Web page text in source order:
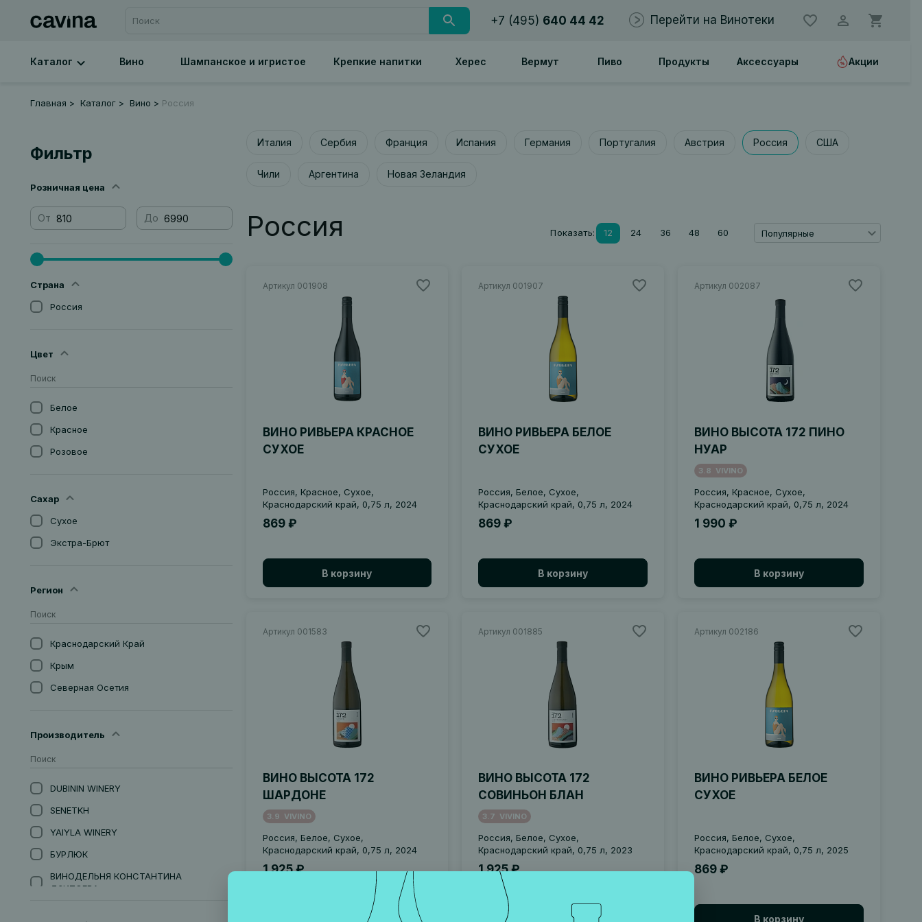
+7 (495) 640 44 42 Перейти на Винотеки
Каталог Вино Шампанское и игристое Крепкие напитки Херес Вермут Пиво Продукты Аксессуары Акции
Главная Каталог Вино Россия
Фильтр
Розничная цена
От До
Страна
Россия
Цвет
Белое
Красное
Розовое
Сахар
Сухое
Экстра-Брют
Регион
Краснодарский Край
Крым
Северная Осетия
Производитель
DUBININ WINERY
SENETKH
YAIYLA WINERY
БУРЛЮК
ВИНОДЕЛЬНЯ КОНСТАНТИНА
ДЗИТОЕВА
Италия Сербия Франция Испания Германия Португалия Австрия Россия США
Чили Аргентина Новая Зеландия
Россия Показать: 12 24 36 48 60 Популярные
Артикул 001908
ВИНО РИВЬЕРА КРАСНОЕ
СУХОЕ
Россия, Красное, Сухое,
Краснодарский край, 0,75 л, 2024
869 ₽
В корзину
Артикул 001907
ВИНО РИВЬЕРА БЕЛОЕ
СУХОЕ
Россия, Белое, Сухое,
Краснодарский край, 0,75 л, 2024
869 ₽
В корзину
Артикул 002087
ВИНО ВЫСОТА 172 ПИНО
НУАР
3.8 VIVINO
Россия, Красное, Сухое,
Краснодарский край, 0,75 л, 2024
1 990 ₽
В корзину
Артикул 001583
ВИНО ВЫСОТА 172
ШАРДОНЕ
3.9 VIVINO
Россия, Белое, Сухое,
Краснодарский край, 0,75 л, 2024
1 925 ₽
В корзину
Артикул 001885
ВИНО ВЫСОТА 172
СОВИНЬОН БЛАН
3.7 VIVINO
Россия, Белое, Сухое,
Краснодарский край, 0,75 л, 2023
1 925 ₽
В корзину
Артикул 002186
ВИНО РИВЬЕРА БЕЛОЕ
СУХОЕ
Россия, Белое, Сухое,
Краснодарский край, 0,75 л, 2025
869 ₽
В корзину